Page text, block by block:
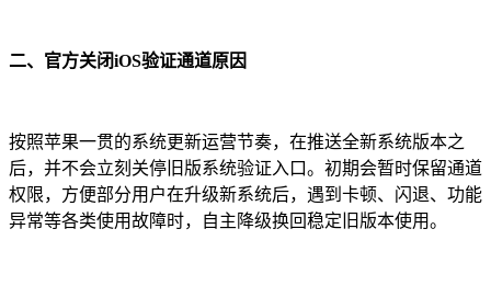
二、官方关闭iOS验证通道原因
按照苹果一贯的系统更新运营节奏，在推送全新系统版本之
后，并不会立刻关停旧版系统验证入口。初期会暂时保留通道
权限，方便部分用户在升级新系统后，遇到卡顿、闪退、功能
异常等各类使用故障时，自主降级换回稳定旧版本使用。